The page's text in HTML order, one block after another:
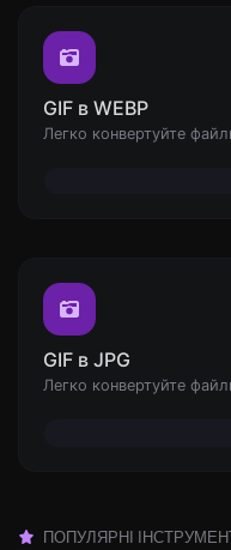
GIF в WEBP
Легко конвертуйте
GIF в JPG
Легко конвертуйте
ПОПУЛЯРНІ